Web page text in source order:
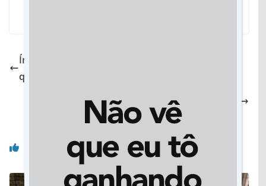
Índice de Progresso Social 2026: MS avança em
qualidade de vida e ocupa 7ª colocação nacional
prepara cidade para festa dos 39 anos
Você pode gostar também